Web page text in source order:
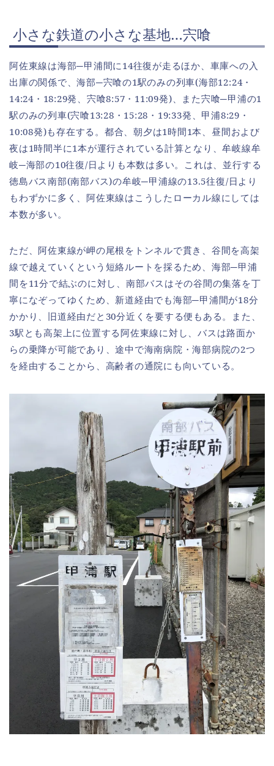
小さな鉄道の小さな基地…宍喰
阿佐東線は海部─甲浦間に14往復が走るほか、車庫への入
出庫の関係で、海部─宍喰の1駅のみの列車(海部12:24・
14:24・18:29発、宍喰8:57・11:09発)、また宍喰─甲浦の1
駅のみの列車(宍喰13:28・15:28・19:33発、甲浦8:29・
10:08発)も存在する。都合、朝夕は1時間1本、昼間および
夜は1時間半に1本が運行されている計算となり、牟岐線牟
岐─海部の10往復/日よりも本数は多い。これは、並行する
徳島バス南部(南部バス)の牟岐─甲浦線の13.5往復/日より
もわずかに多く、阿佐東線はこうしたローカル線にしては
本数が多い。
ただ、阿佐東線が岬の尾根をトンネルで貫き、谷間を高架
線で越えていくという短絡ルートを採るため、海部─甲浦
間を11分で結ぶのに対し、南部バスはその谷間の集落を丁
寧になぞってゆくため、新道経由でも海部─甲浦間が18分
かかり、旧道経由だと30分近くを要する便もある。また、
3駅とも高架上に位置する阿佐東線に対し、バスは路面か
らの乗降が可能であり、途中で海南病院・海部病院の2つ
を経由することから、高齢者の通院にも向いている。